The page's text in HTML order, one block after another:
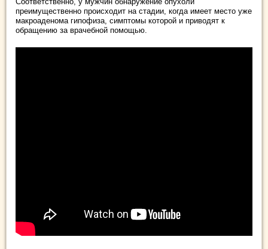
преимущественно происходит на стадии, когда имеет место уже
макроаденома гипофиза, симптомы которой и приводят к
обращению за врачебной помощью.